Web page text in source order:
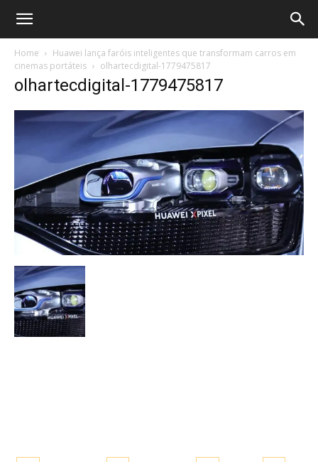
Home
Huawei lança faróis inteligentes que transformam carros em
cinemas portáteis
olhartecdigital-1779475817
olhartecdigital-1779475817